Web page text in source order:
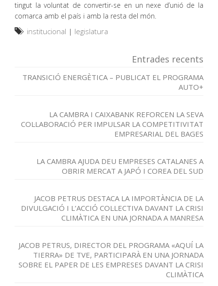
tingut la voluntat de convertir-se en un nexe d’unió de la
comarca amb el país i amb la resta del món.
institucional | legislatura
Entrades recents
TRANSICIÓ ENERGÈTICA – PUBLICAT EL PROGRAMA
AUTO+
LA CAMBRA I CAIXABANK REFORCEN LA SEVA
COL·LABORACIÓ PER IMPULSAR LA COMPETITIVITAT
EMPRESARIAL DEL BAGES
LA CAMBRA AJUDA DEU EMPRESES CATALANES A
OBRIR MERCAT A JAPÓ I COREA DEL SUD
JACOB PETRUS DESTACA LA IMPORTÀNCIA DE LA
DIVULGACIÓ I L’ACCIÓ COL·LECTIVA DAVANT LA CRISI
CLIMÀTICA EN UNA JORNADA A MANRESA
JACOB PETRUS, DIRECTOR DEL PROGRAMA «AQUÍ LA
TIERRA» DE TVE, PARTICIPARÀ EN UNA JORNADA
SOBRE EL PAPER DE LES EMPRESES DAVANT LA CRISI
CLIMÀTICA